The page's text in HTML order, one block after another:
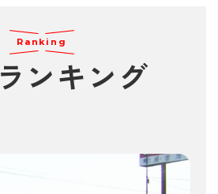
Ranking
ランキング